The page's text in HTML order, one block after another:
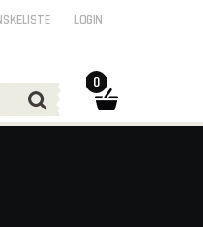
LOGIN
0